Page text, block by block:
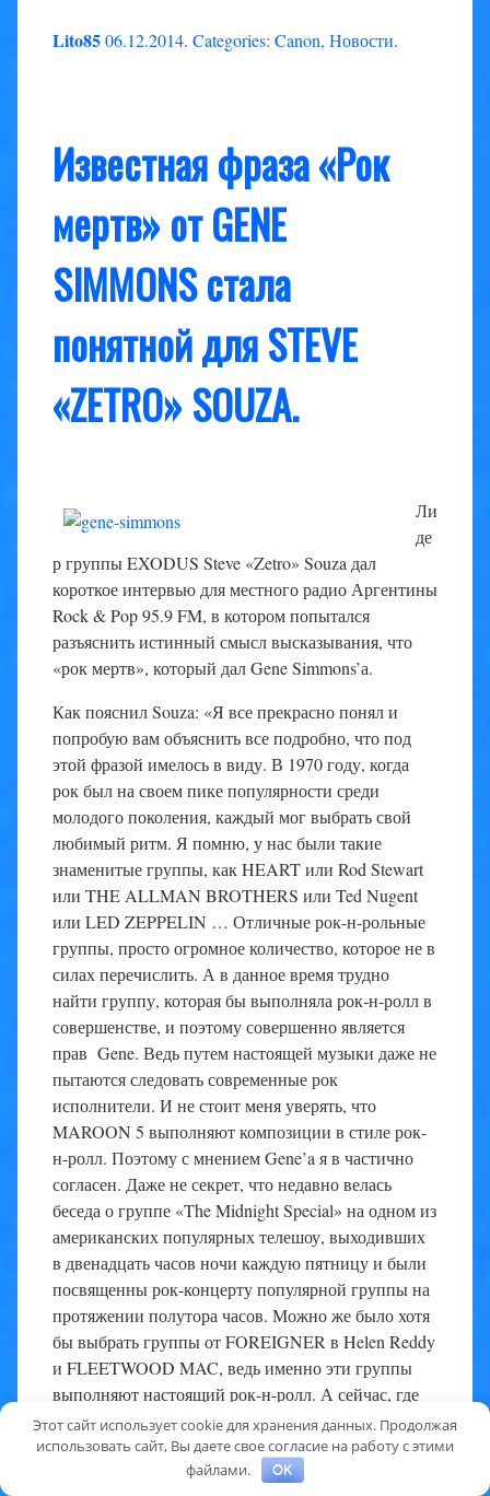
Lito8506.12.2014. Categories: Canon, Новости.
Известная фраза «Рок
мертв» от GENE
SIMMONS стала
понятной для STEVE
«ZETRO» SOUZA.
Ли
де
р группы EXODUS Steve «Zetro» Souza дал
короткое интервью для местного радио Аргентины
Rock & Pop 95.9 FM, в котором попытался
разъяснить истинный смысл высказывания, что
«рок мертв», который дал Gene Simmons’а.
Как пояснил Souza: «Я все прекрасно понял и
попробую вам объяснить все подробно, что под
этой фразой имелось в виду. В 1970 году, когда
рок был на своем пике популярности среди
молодого поколения, каждый мог выбрать свой
любимый ритм. Я помню, у нас были такие
знаменитые группы, как HEART или Rod Stewart
или THE ALLMAN BROTHERS или Ted Nugent
или LED ZEPPELIN … Отличные рок-н-рольные
группы, просто огромное количество, которое не в
силах перечислить. А в данное время трудно
найти группу, которая бы выполняла рок-н-ролл в
совершенстве, и поэтому совершенно является
прав Gene. Ведь путем настоящей музыки даже не
пытаются следовать современные рок ​​
исполнители. И не стоит меня уверять, что
MAROON 5 выполняют композиции в стиле рок-
н-ролл. Поэтому с мнением Gene’a я в частично
согласен. Даже не секрет, что недавно велась
беседа о группе «The Midnight Special» на одном из
американских популярных телешоу, выходивших
в двенадцать часов ночи каждую пятницу и были
посвященны рок-концерту популярной группы на
протяжении полутора часов. Можно же было хотя
бы выбрать группы от FOREIGNER в Helen Reddy
и FLEETWOOD MAC, ведь именно эти группы
выполняют настоящий рок-н-ролл. А сейчас, где
искать рок-н-ролл? Может, именно вы мне
подскажете? А точно это — хеви-​​металле. Потому
что нашим поклонникам верными остались только
Этот сайт использует cookie для хранения данных. Продолжая
использовать сайт, Вы даете свое согласие на работу с этими
файлами.
OK